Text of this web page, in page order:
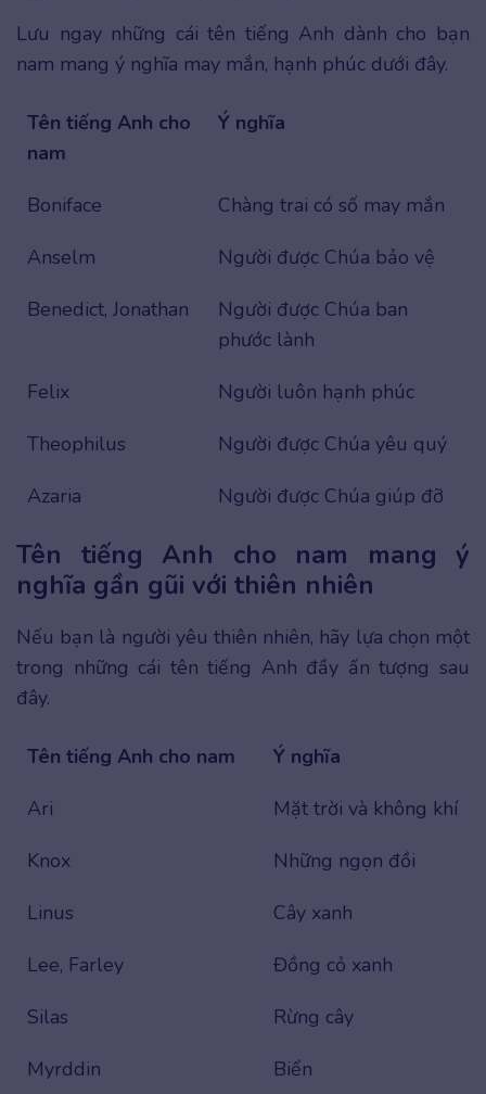
Lưu ngay những cái tên tiếng Anh dành cho bạn
nam mang ý nghĩa may mắn, hạnh phúc dưới đây.
Tên tiếng Anh cho
nam
Ý nghĩa
Boniface
Chàng trai có số may mắn
Anselm
Người được Chúa bảo vệ
Benedict, Jonathan
Người được Chúa ban
phước lành
Felix
Người luôn hạnh phúc
Theophilus
Người được Chúa yêu quý
Azaria
Người được Chúa giúp đỡ
Tên tiếng Anh cho nam mang ý
nghĩa gần gũi với thiên nhiên
Nếu bạn là người yêu thiên nhiên, hãy lựa chọn một
trong những cái tên tiếng Anh đầy ấn tượng sau
đây.
Tên tiếng Anh cho nam
Ý nghĩa
Ari
Mặt trời và không khí
Knox
Những ngọn đồi
Linus
Cây xanh
Lee, Farley
Đồng cỏ xanh
Silas
Rừng cây
Myrddin
Biển